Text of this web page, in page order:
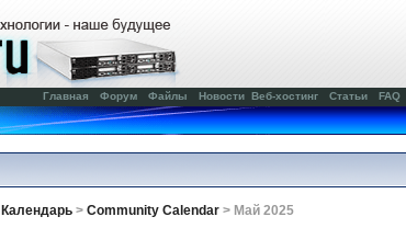
Главная Форум Файлы Новости Веб-хостинг Статьи FAQ
Календарь > Community Calendar > Май 2025